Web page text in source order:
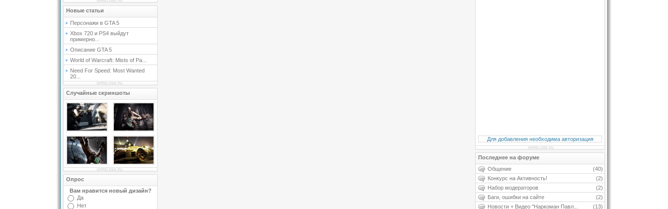
Новые статьи
Персонажи в GTA 5
Xbox 720 и PS4 выйдут
примерно...
Описание GTA 5
World of Warcraft: Mists of Pa...
Need For Speed: Most Wanted
20...
Случайные скриншоты
Опрос
Вам нравится новый дизайн?
Да
Нет
Для добавления необходима авторизация
Последнее на форуме
(40)
Общение
(2)
Конкурс на Активность!
(2)
Набор модераторов
(2)
Баги, ошибки на сайте
(13)
Новости + Видео "Наркоман Павл...